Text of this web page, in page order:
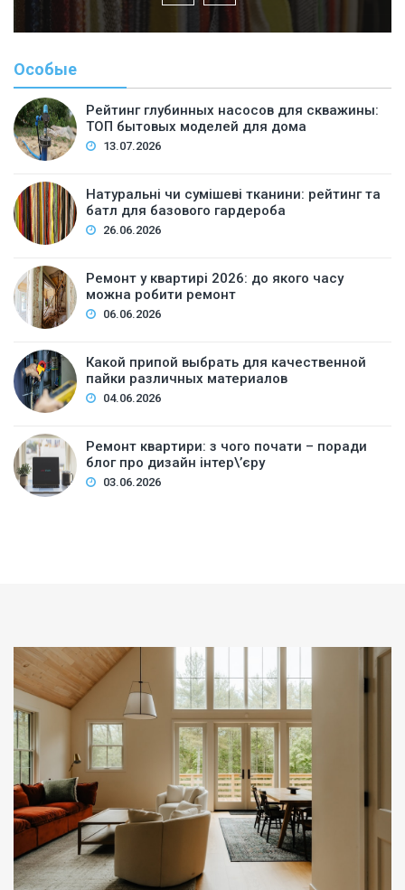
Особые
Рейтинг глубинных насосов для скважины:
ТОП бытовых моделей для дома
13.07.2026
Натуральні чи сумішеві тканини: рейтинг та
батл для базового гардероба
26.06.2026
Ремонт у квартирі 2026: до якого часу
можна робити ремонт
06.06.2026
Какой припой выбрать для качественной
пайки различных материалов
04.06.2026
Ремонт квартири: з чого почати – поради
блог про дизайн інтер\’єру
03.06.2026